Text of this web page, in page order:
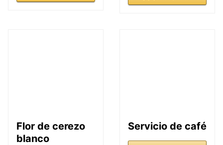
Flor de cerezo
blanco
Servicio de café